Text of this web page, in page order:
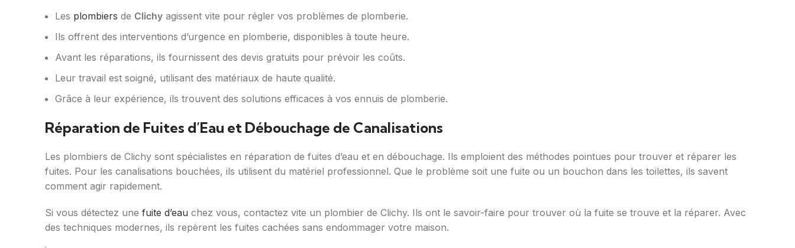
Les plombiers de Clichy agissent vite pour régler vos problèmes de plomberie.
Ils offrent des interventions d’urgence en plomberie, disponibles à toute heure.
Avant les réparations, ils fournissent des devis gratuits pour prévoir les coûts.
Leur travail est soigné, utilisant des matériaux de haute qualité.
Grâce à leur expérience, ils trouvent des solutions efficaces à vos ennuis de plomberie.
Réparation de Fuites d’Eau et Débouchage de Canalisations
Les plombiers de Clichy sont spécialistes en réparation de fuites d’eau et en débouchage. Ils emploient des méthodes pointues pour trouver et réparer les
fuites. Pour les canalisations bouchées, ils utilisent du matériel professionnel. Que le problème soit une fuite ou un bouchon dans les toilettes, ils savent
comment agir rapidement.
Si vous détectez une fuite d’eau chez vous, contactez vite un plombier de Clichy. Ils ont le savoir-faire pour trouver où la fuite se trouve et la réparer. Avec
des techniques modernes, ils repèrent les fuites cachées sans endommager votre maison.